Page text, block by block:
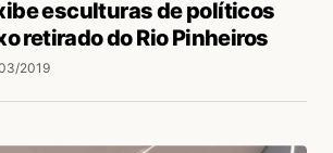
esculturas de políticos
retirado do Rio Pinheiros
2019